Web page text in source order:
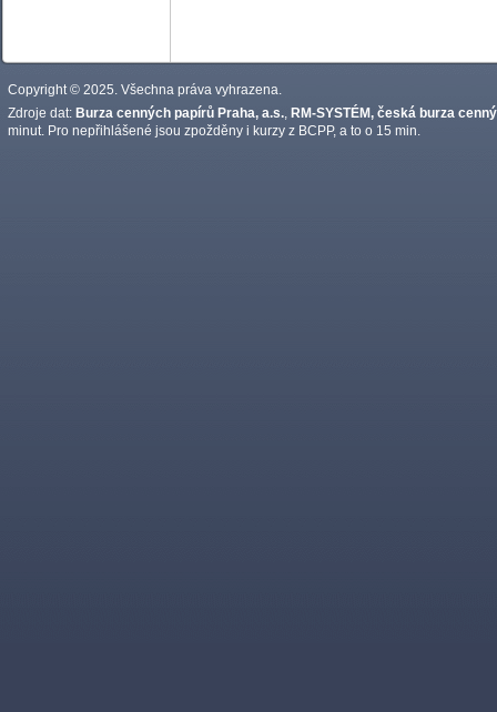
Copyright © 2025. Všechna práva vyhrazena.
Zdroje dat: Burza cenných papírů Praha, a.s. RM-SYSTÉM, česká burza
minut. Pro nepřihlášené jsou zpožděny i kurzy z BCPP, a to o 15 min.